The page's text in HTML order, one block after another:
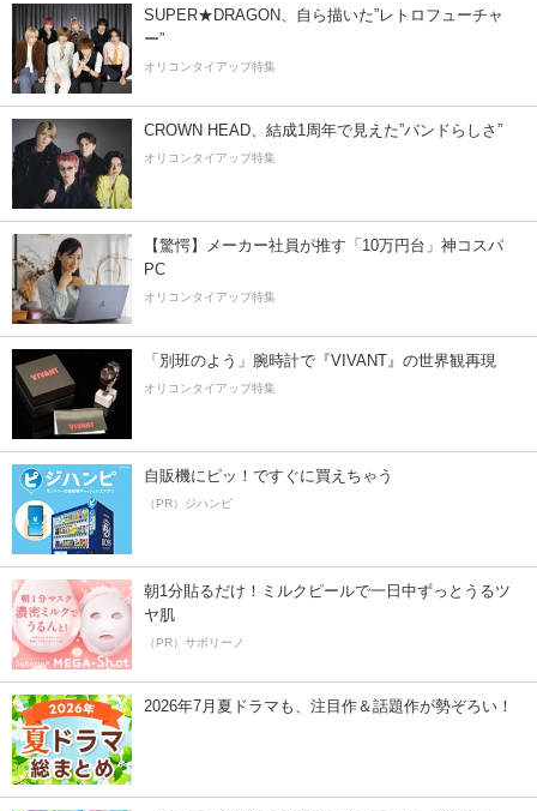
SUPER★DRAGON、自ら描いた”レトロフューチャ
ー”
オリコンタイアップ特集
CROWN HEAD、結成1周年で見えた”バンドらしさ”
オリコンタイアップ特集
【驚愕】メーカー社員が推す「10万円台」神コスパ
PC
オリコンタイアップ特集
「別班のよう」腕時計で『VIVANT』の世界観再現
オリコンタイアップ特集
自販機にピッ！ですぐに買えちゃう
（PR）ジハンピ
朝1分貼るだけ！ミルクピールで一日中ずっとうるツ
ヤ肌
（PR）サボリーノ
2026年7月夏ドラマも、注目作＆話題作が勢ぞろい！